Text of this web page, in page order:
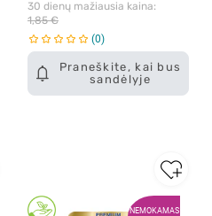
Praneškite, kai bus
sandėlyje
30 dienų mažiausia kaina:
1,85 €
0
NEMOKAMAS